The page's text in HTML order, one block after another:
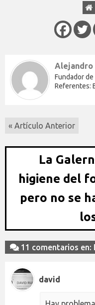
Alejandro
Fundador
Referentes:
« Artículo Anterior
La
higiene del
pero no se
11 comentarios en:
david